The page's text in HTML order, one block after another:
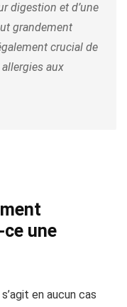
digestion et d’une
grandement
crucial de
aux
une
en aucun cas